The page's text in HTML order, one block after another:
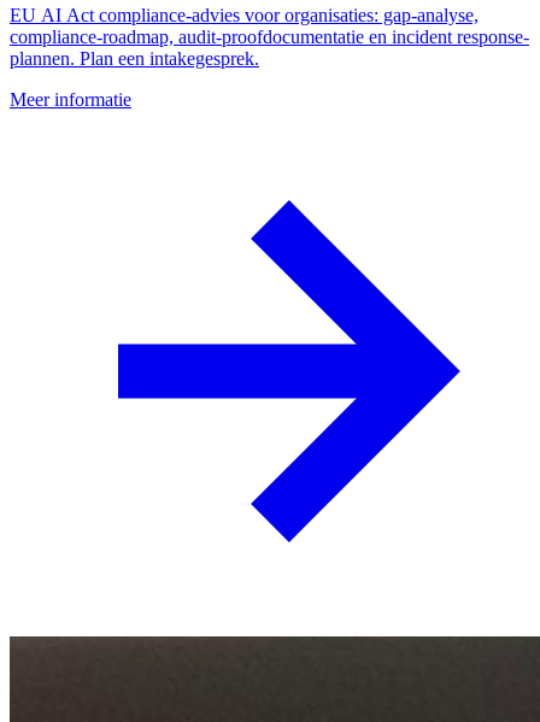
EU AI Act compliance-advies voor organisaties: gap-analyse,
compliance-roadmap, audit-proofdocumentatie en incident response-
plannen. Plan een intakegesprek.
Meer informatie